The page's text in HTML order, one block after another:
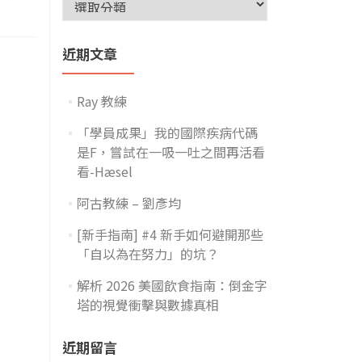
近期文章
Ray 教練
「學員成果」我的國際疾病代碼
是F，嘗試在一吸一吐之間再活看
看-Hæsel
阿古教練 – 劉彥均
[新手指南] #4 新手如何避開那些
「自以為在努力」的坑？
解析 2026 美國飲食指南：倒金字
塔的視覺衝擊與數據真相
近期留言